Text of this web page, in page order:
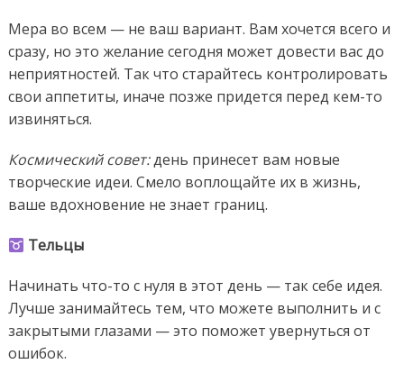
Мера во всем — не ваш вариант. Вам хочется всего и
сразу, но это желание сегодня может довести вас до
неприятностей. Так что старайтесь контролировать
свои аппетиты, иначе позже придется перед кем-то
извиняться.
Космический совет:день принесет вам новые
творческие идеи. Смело воплощайте их в жизнь,
ваше вдохновение не знает границ.
Тельцы
Начинать что-то с нуля в этот день — так себе идея.
Лучше занимайтесь тем, что можете выполнить и с
закрытыми глазами — это поможет увернуться от
ошибок.